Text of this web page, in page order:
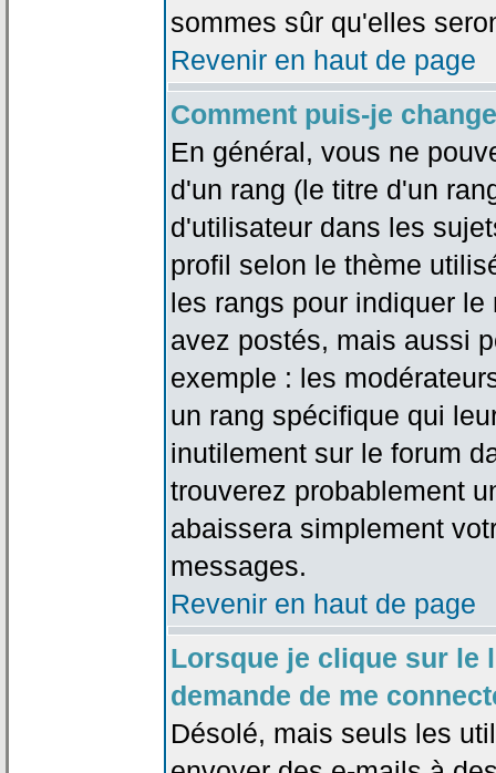
sommes sûr qu'elles
Revenir en haut de page
Comment puis-je
En général, vous ne
d'un rang (le titre d'un
d'utilisateur dans les
profil selon le thème
les rangs pour indiquer
avez postés, mais aussi
exemple : les
un rang spécifique qui
inutilement sur le forum
trouverez probablement
abaissera simplement
messages.
Revenir en haut de page
Lorsque je clique sur le
demande de me
Désolé, mais seuls les